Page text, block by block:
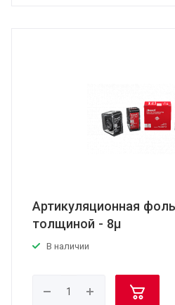
Артикуляционная
толщиной - 8μ
В наличии